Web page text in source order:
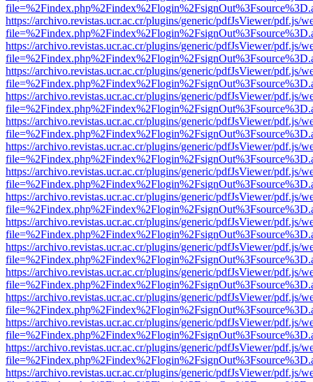
https://archivo.revistas.ucr.ac.cr/plugins/generic/pdfJsViewer/pdf.js/
https://archivo.revistas.ucr.ac.cr/plugins/generic/pdfJsViewer/pdf.js/
https://archivo.revistas.ucr.ac.cr/plugins/generic/pdfJsViewer/pdf.js/
https://archivo.revistas.ucr.ac.cr/plugins/generic/pdfJsViewer/pdf.js/
https://archivo.revistas.ucr.ac.cr/plugins/generic/pdfJsViewer/pdf.js/
https://archivo.revistas.ucr.ac.cr/plugins/generic/pdfJsViewer/pdf.js/
https://archivo.revistas.ucr.ac.cr/plugins/generic/pdfJsViewer/pdf.js/
https://archivo.revistas.ucr.ac.cr/plugins/generic/pdfJsViewer/pdf.js/
https://archivo.revistas.ucr.ac.cr/plugins/generic/pdfJsViewer/pdf.js/
https://archivo.revistas.ucr.ac.cr/plugins/generic/pdfJsViewer/pdf.js/
https://archivo.revistas.ucr.ac.cr/plugins/generic/pdfJsViewer/pdf.js/
https://archivo.revistas.ucr.ac.cr/plugins/generic/pdfJsViewer/pdf.js/
https://archivo.revistas.ucr.ac.cr/plugins/generic/pdfJsViewer/pdf.js/
https://archivo.revistas.ucr.ac.cr/plugins/generic/pdfJsViewer/pdf.js/
https://archivo.revistas.ucr.ac.cr/plugins/generic/pdfJsViewer/pdf.js/